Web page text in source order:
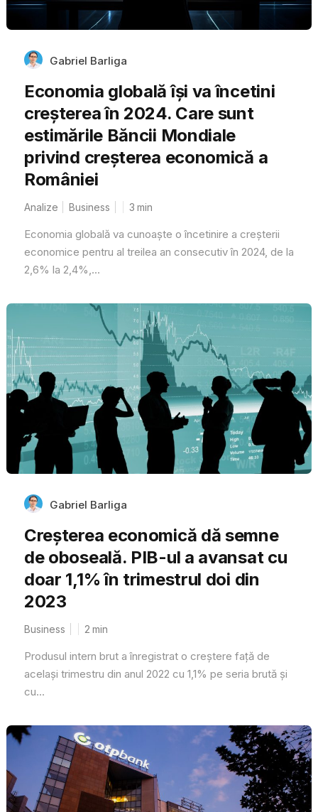
Gabriel Barliga
Economia globală își va încetini
creșterea în 2024. Care sunt
estimările Băncii Mondiale
privind creșterea economică a
României
Analize Business 3 min
Economia globală va cunoaște o încetinire a creșterii
economice pentru al treilea an consecutiv în 2024, de la
2,6% la 2,4%,...
Gabriel Barliga
Creșterea economică dă semne
de oboseală. PIB-ul a avansat cu
doar 1,1% în trimestrul doi din
2023
Business 2 min
Produsul intern brut a înregistrat o creștere față de
același trimestru din anul 2022 cu 1,1% pe seria brută și
cu...